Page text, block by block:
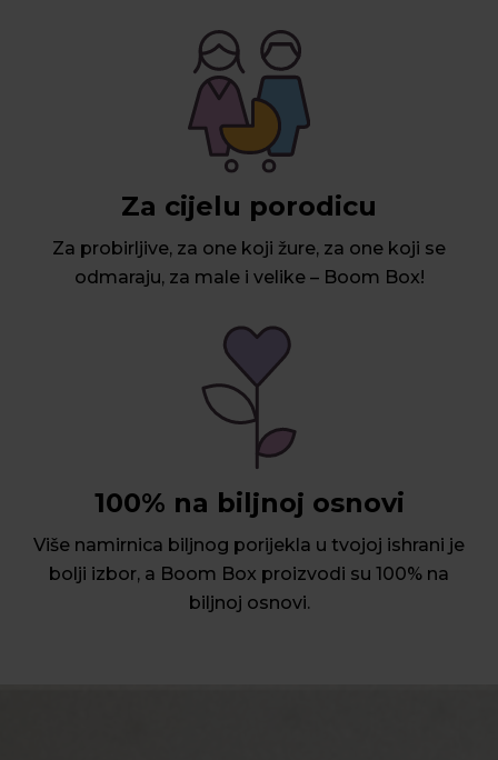
Za cijelu porodicu
Za probirljive, za one koji žure, za one koji se
odmaraju, za male i velike – Boom Box!
100% na biljnoj osnovi
Više namirnica biljnog porijekla u tvojoj ishrani je
bolji izbor, a Boom Box proizvodi su 100% na
biljnoj osnovi.